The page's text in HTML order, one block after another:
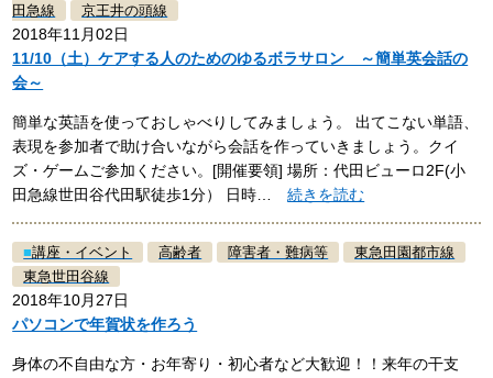
田急線
京王井の頭線
2018年11月02日
11/10（土）ケアする人のためのゆるボラサロン ～簡単英会話の
会～
簡単な英語を使っておしゃべりしてみましょう。 出てこない単語、
表現を参加者で助け合いながら会話を作っていきましょう。クイ
ズ・ゲームご参加ください。[開催要領] 場所：代田ビューロ2F(小
田急線世田谷代田駅徒歩1分） 日時…続きを読む
■講座・イベント 高齢者 障害者・難病等
東急田園都市線
東急世田谷線
2018年10月27日
パソコンで年賀状を作ろう
身体の不自由な方・お年寄り・初心者など大歓迎！！来年の干支